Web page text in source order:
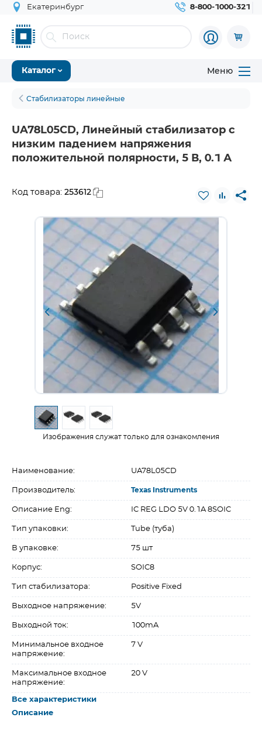
Екатеринбург 8-800-1000-321
Каталог Меню
Стабилизаторы линейные
UA78L05CD, Линейный стабилизатор с
низким падением напряжения
положительной полярности, 5 В, 0.1 А
Код товара: 253612
Изображения служат только для ознакомления
Наименование: UA78L05CD
Производитель: Texas Instruments
Описание Eng: IC REG LDO 5V 0.1A 8SOIC
Тип упаковки: Tube (туба)
В упаковке: 75 шт
Корпус: SOIC8
Тип стабилизатора: Positive Fixed
Выходное напряжение: 5V
Выходной ток: 100mA
Минимальное входное
напряжение:
7 V
Максимальное входное
напряжение:
20 V
Все характеристики
Описание